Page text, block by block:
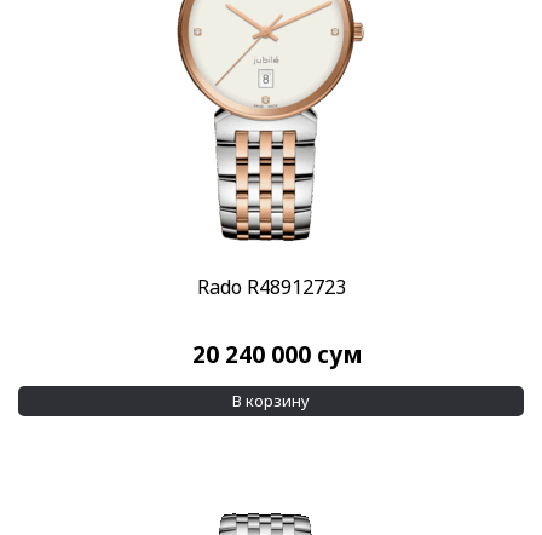
Rado R48912723
20 240 000 сум
В корзину